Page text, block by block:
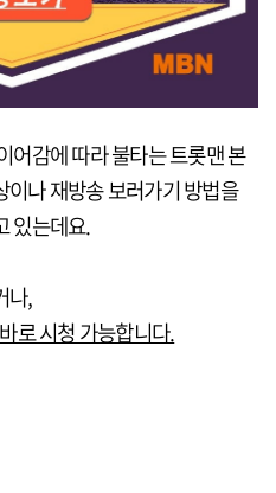
어감에 따라 불타는 트롯맨 본
나 재방송 보러가기 방법을
있는데요.
나,
바로 시청 가능합니다.